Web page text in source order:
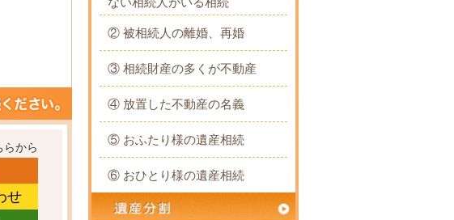
らから
せ
② 被相続人の離婚、再婚
③ 相続財産の多くが不動産
④ 放置した不動産の名義
⑤ おふたり様の遺産相続
⑥ おひとり様の遺産相続